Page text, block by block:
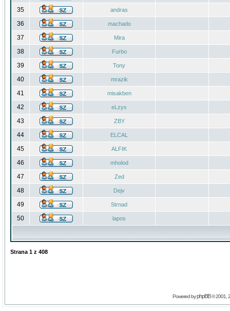
35 andras
36 machado
37 Mira
38 Furbo
39 Tony
40 mrazik
41 misakben
42 eLzyx
43 ZBY
44 ELCAL
45 ALFIK
46 mholod
47 Zed
48 Dejv
49 Strnad
50 lapos
Strana 1 z 408
Powered byphpBB© 2001,